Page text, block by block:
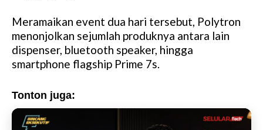
Meramaikan event dua hari tersebut, Polytron
menonjolkan sejumlah produknya antara lain
dispenser, bluetooth speaker, hingga
smartphone flagship Prime 7s.
Tonton juga: